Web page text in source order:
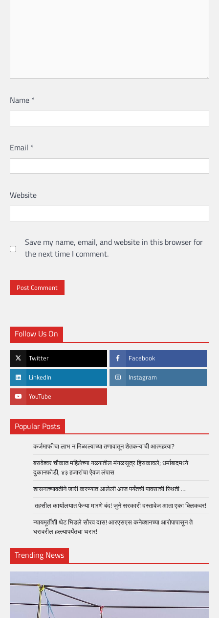
Name *
Email *
Website
Save my name, email, and website in this browser for
the next time I comment.
Follow Us On
Twitter Facebook
LinkedIn Instagram
YouTube
Popular Posts
कर्जमाफीचा लाभ न मिळाल्याच्या तणावातून शेतकऱ्याची आत्महत्या?
बसवेश्वर चौकात महिलेच्या गळ्यातील मंगळसूत्र हिसकावले; धर्माबादमध्ये
दुकानफोडी, ४३ हजारांचा ऐवज लंपास
शासनाच्यावतीने जारी करण्यात आलेली आज पर्यंतची पावसाची स्थिती ….
तहसील कार्यालयात फेऱ्या मारणे बंद! जुने सरकारी दस्तावेज आता एका क्लिकवर!
न्यायमूर्तींशी थेट भिडले सौरव दास! आरएसएस कनेक्शनच्या आरोपापासून ते
घरावरील हल्ल्यापर्यंतचा थरार!
Trending News